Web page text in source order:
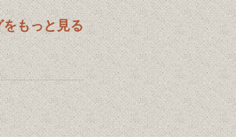
をもっと見る